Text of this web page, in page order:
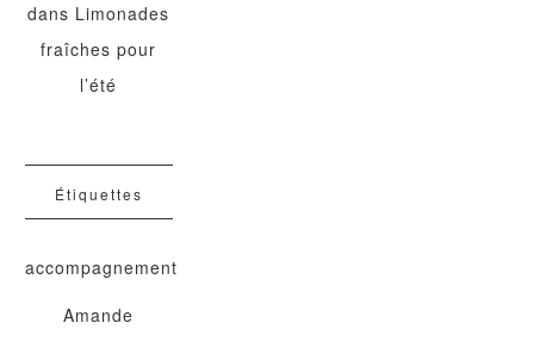
dans Limonades
fraîches pour
l’été
Étiquettes
accompagnement
Amande